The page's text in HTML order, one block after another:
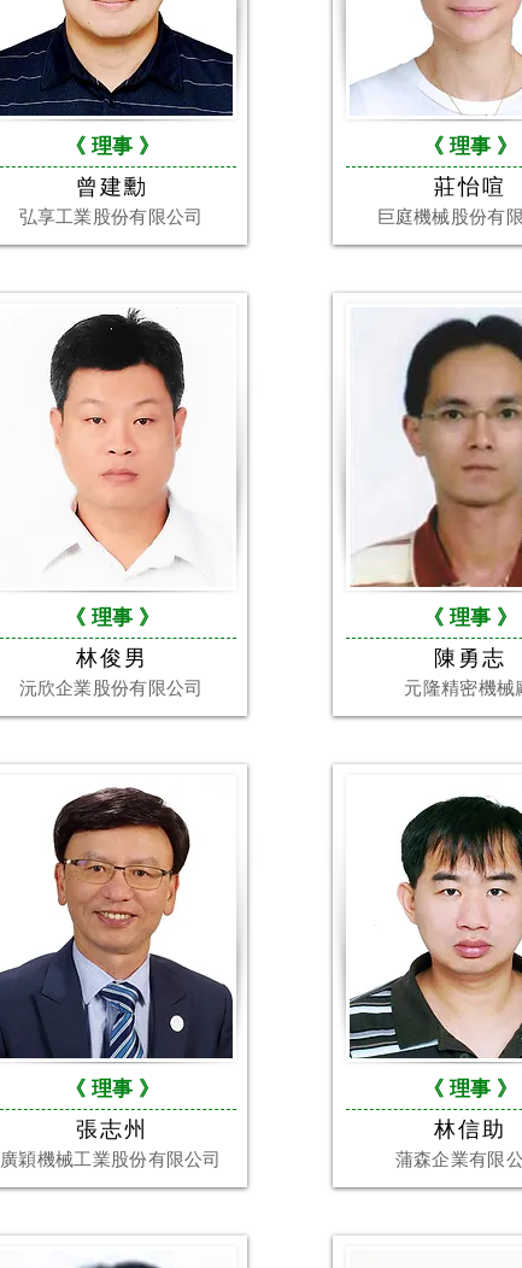
《 理事 》
曾建勳
弘享工業股份有限公司
《 理事 》
林俊男
沅欣企業股份有限公司
《 理事 》
張志州
廣穎機械工業股份有限公司
《 理事 》
莊怡喧
巨庭機械股份有
《 理事 》
陳勇志
元隆精密機械
《 理事 》
林信助
蒲森企業有限